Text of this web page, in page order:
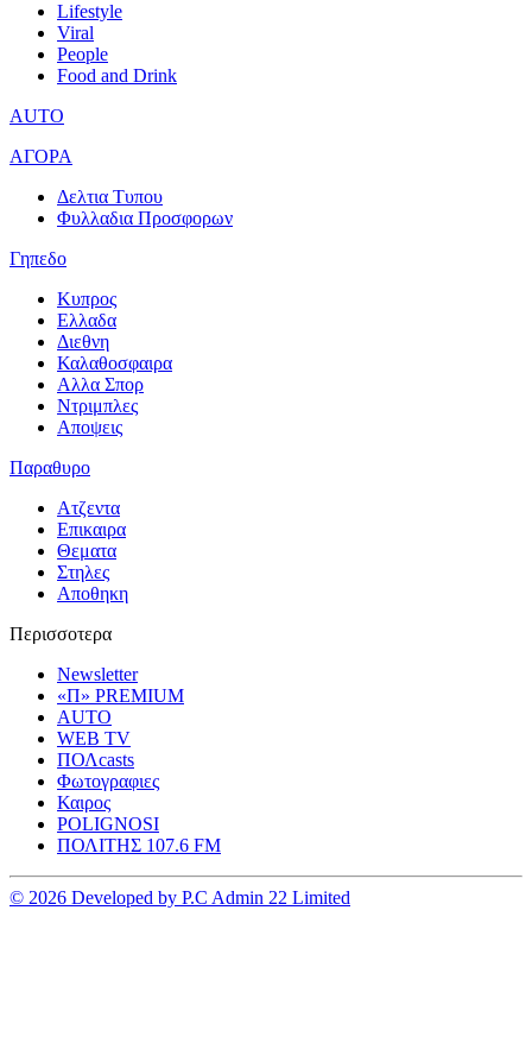
Lifestyle
Viral
People
Food and Drink
AUTO
ΑΓΟΡΑ
Δελτια Τυπου
Φυλλαδια Προσφορων
Γηπεδο
Κυπρος
Ελλαδα
Διεθνη
Καλαθοσφαιρα
Αλλα Σπορ
Ντριμπλες
Αποψεις
Παραθυρο
Ατζεντα
Επικαιρα
Θεματα
Στηλες
Αποθηκη
Περισσοτερα
Newsletter
«Π» PREMIUM
AUTO
WEB TV
ΠΟΛcasts
Φωτογραφιες
Καιρος
POLIGNOSI
ΠΟΛΙΤΗΣ 107.6 FM
© 2026 Developed by P.C Admin 22 Limited